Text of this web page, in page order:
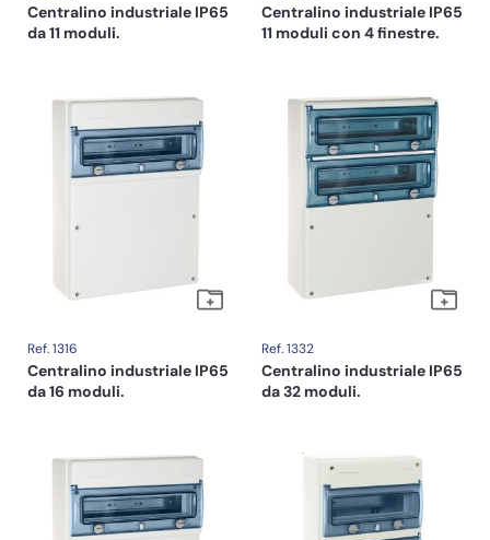
Centralino industriale IP65
da 11 moduli.
Centralino industriale IP65
11 moduli con 4 finestre.
Ref. 1316
Centralino industriale IP65
da 16 moduli.
Ref. 1332
Centralino industriale IP65
da 32 moduli.